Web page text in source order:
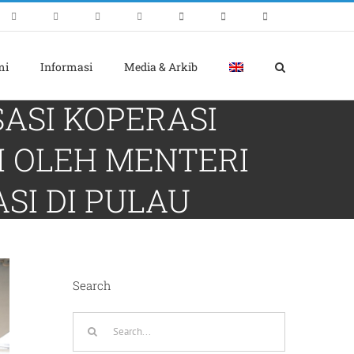
Informasi Media & Arkib
(MASKOP),
KOPERASI
OLEH MENTERI
DI PULAU
Search